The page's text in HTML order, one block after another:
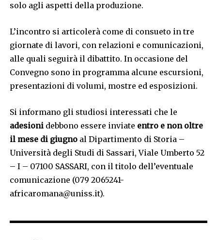
solo agli aspetti della produzione.
L’incontro si articolerà come di consueto in tre
giornate di lavori, con relazioni e comunicazioni,
alle quali seguirà il dibattito. In occasione del
Convegno sono in programma alcune escursioni,
presentazioni di volumi, mostre ed esposizioni.
Si informano gli studiosi interessati che le
adesioni debbono essere inviate entro e non oltre
il mese di giugno al Dipartimento di Storia –
Università degli Studi di Sassari, Viale Umberto 52
– I – 07100 SASSARI, con il titolo dell’eventuale
comunicazione (079 2065241-
africaromana@uniss.it).